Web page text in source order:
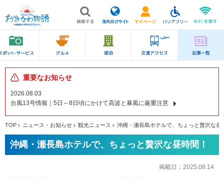
重要なお知らせ
2026.08.03
台風13号情報｜5日～8日頃にかけて高波と暴風に厳重注意
TOP ニュース・お知らせ 観光ニュース 沖縄・瀬長島ホテルで、ちょっと贅沢な昼
沖縄・瀬長島ホテルで、ちょっと贅沢な昼時間！
掲載日： 2025.08.14